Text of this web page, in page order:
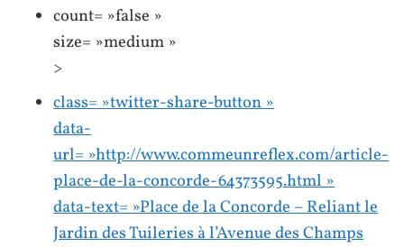
count= »false »
size= »medium »
>
class= »twitter-share-button »
data-
url= »http://www.commeunreflex.com/article-
place-de-la-concorde-64373595.html »
data-text= »Place de la Concorde – Reliant le
Jardin des Tuileries à l’Avenue des Champs